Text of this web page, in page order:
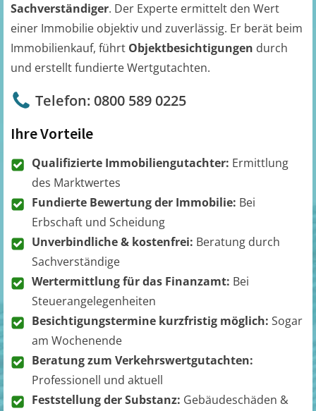
Sachverständiger. Der Experte ermittelt den Wert
einer Immobilie objektiv und zuverlässig. Er berät beim
Immobilienkauf, führt Objektbesichtigungen durch
und erstellt fundierte Wertgutachten.
Telefon: 0800 589 0225
Ihre Vorteile
Qualifizierte Immobiliengutachter: Ermittlung
des Marktwertes
Fundierte Bewertung der Immobilie: Bei
Erbschaft und Scheidung
Unverbindliche & kostenfrei: Beratung durch
Sachverständige
Wertermittlung für das Finanzamt: Bei
Steuerangelegenheiten
Besichtigungstermine kurzfristig möglich: Sogar
am Wochenende
Beratung zum Verkehrswertgutachten:
Professionell und aktuell
Feststellung der Substanz: Gebäudeschäden &